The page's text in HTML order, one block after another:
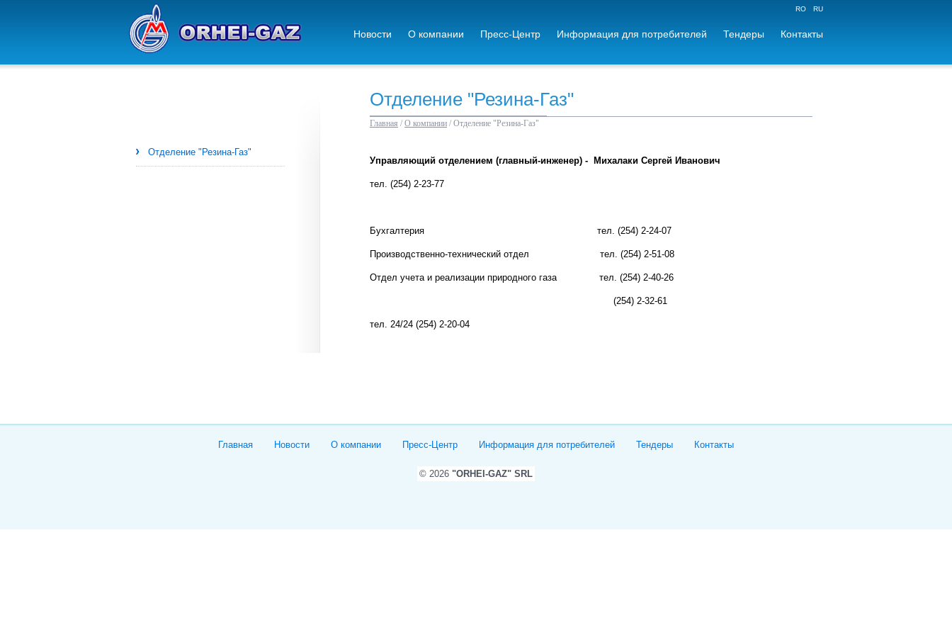
RO RU
Новости О компании Пресс-Центр Информация для потребителей Тендеры Контакты
Отделение "Резина-Газ"
Отделение "Резина-Газ"
Главная / О компании / Отделение "Резина-Газ"
Управляющий отделением (главный-инженер) - Михалаки Сергей Иванович
тел. (254) 2-23-77
Бухгалтерия тел. (254) 2-24-07
Производственно-технический отдел тел. (254) 2-51-08
Отдел учета и реализации природного газа тел. (254) 2-40-26
(254) 2-32-61
тел. 24/24 (254) 2-20-04
Главная Новости О компании Пресс-Центр Информация для потребителей Тендеры Контакты
© 2026 "ORHEI-GAZ" SRL